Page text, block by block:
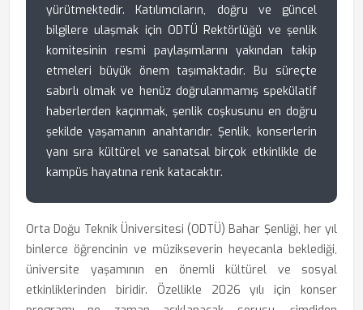
yürütmektedir. Katılımcıların, doğru ve güncel
bilgilere ulaşmak için ODTÜ Rektörlüğü ve şenlik
komitesinin resmi paylaşımlarını yakından takip
etmeleri büyük önem taşımaktadır. Bu süreçte
sabırlı olmak ve henüz doğrulanmamış spekülatif
haberlerden kaçınmak, şenlik coşkusunu en doğru
şekilde yaşamanın anahtarıdır. Şenlik, konserlerin
yanı sıra kültürel ve sanatsal birçok etkinlikle de
kampüs hayatına renk katacaktır.
Orta Doğu Teknik Üniversitesi (ODTÜ) Bahar Şenliği, her yıl
binlerce öğrencinin ve müzikseverin heyecanla beklediği,
üniversite yaşamının en önemli kültürel ve sosyal
etkinliklerinden biridir. Özellikle 2026 yılı için konser